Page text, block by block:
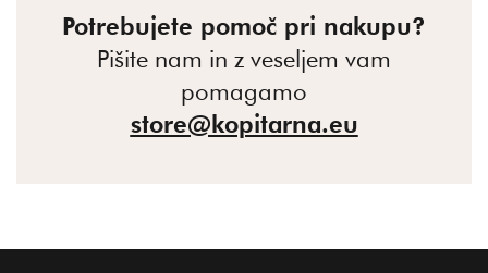
Potrebujete pomoč pri nakupu?
Pišite nam in z veseljem vam
pomagamo
store@kopitarna.eu